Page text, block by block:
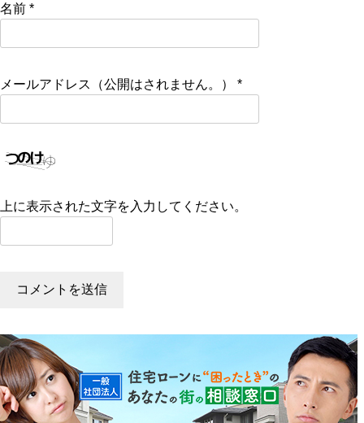
名前 *
メールアドレス（公開はされません。） *
上に表示された文字を入力してください。